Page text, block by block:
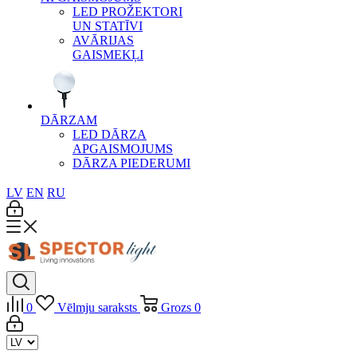
LED PROŽEKTORI
UN STATĪVI
AVĀRIJAS
GAISMEKĻI
DĀRZAM
LED DĀRZA
APGAISMOJUMS
DĀRZA PIEDERUMI
LV EN RU
0 Vēlmju saraksts Grozs 0